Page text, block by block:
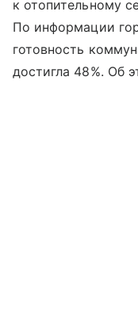
к отопительному
По информации
готовность
достигла 48%. Об